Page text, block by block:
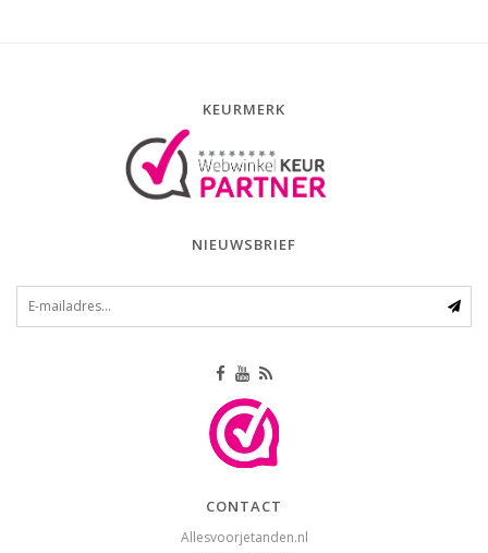
KEURMERK
NIEUWSBRIEF
CONTACT
Allesvoorjetanden.nl